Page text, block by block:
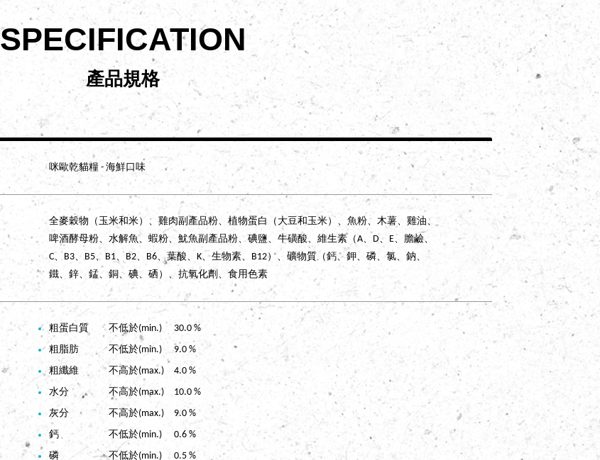
Dog． 狗狗
SPECIFICATION
產品規格
咪歐乾貓糧 - 海鮮口味
全麥穀物（玉米和米）、雞肉副產品粉、植物蛋白（大豆和玉米）、魚粉、木薯、雞油、
啤酒酵母粉、水解魚、蝦粉、魷魚副產品粉、碘鹽、牛磺酸、維生素（A、D、E、膽鹼、
C、B3、B5、B1、B2、B6、葉酸、K、生物素、B12）、礦物質（鈣、鉀、磷、氯、鈉、
鐵、鋅、錳、銅、碘、硒）、抗氧化劑、食用色素
粗蛋白質 不低於(min.) 30.0 %
粗脂肪 不低於(min.) 9.0 %
粗纖維 不高於(max.) 4.0 %
水分 不高於(max.) 10.0 %
灰分 不高於(max.) 9.0 %
鈣 不低於(min.) 0.6 %
磷 不低於(min.) 0.5 %